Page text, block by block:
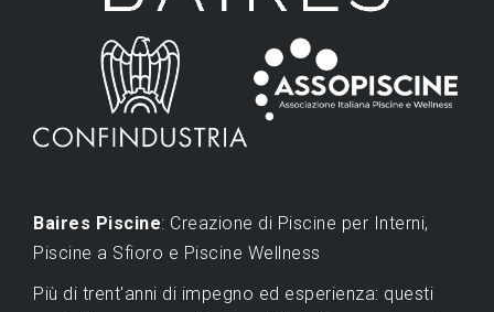
Baires Piscine: Creazione di Piscine per Interni,
Piscine a Sfioro e Piscine Wellness
Più di trent'anni di impegno ed esperienza: questi